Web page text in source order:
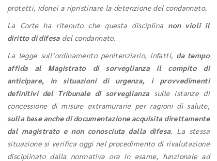
protetti, idonei a ripristinare la detenzione del condannato.
La Corte ha ritenuto che questa disciplina non violi il
diritto di difesadel condannato.
La legge sull’ordinamento penitenziario, infatti, da tempo
affida al Magistrato di sorveglianza il compito di
anticipare, in situazioni di urgenza, i provvedimenti
definitivi del Tribunale di sorveglianzasulle istanze di
concessione di misure extramurarie per ragioni di salute,
sulla base anche di documentazione acquisita direttamente
dal magistrato e non conosciuta dalla difesa. La stessa
situazione si verifica oggi nel procedimento di rivalutazione
disciplinato dalla normativa ora in esame, funzionale ad